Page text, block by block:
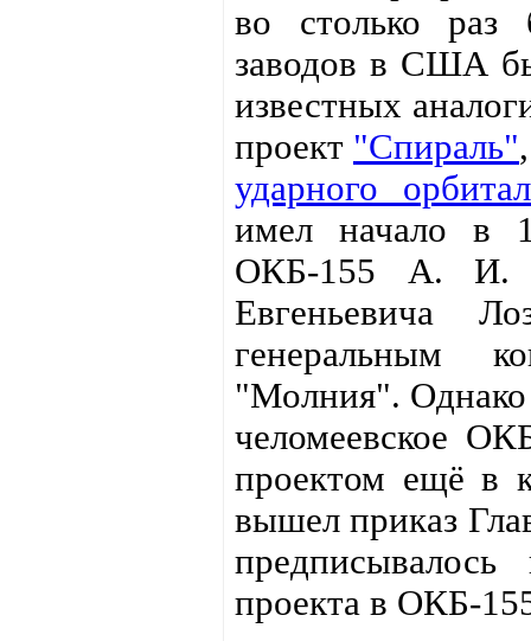
во столько раз
заводов в США
известных
проект "Спираль"
ударного
имел начало в
ОКБ-155 А. И.
Евгеньевича
генеральным
"Молния". Однако
челомеевское
проектом ещё в
вышел приказ
предписывалось
проекта в ОКБ-